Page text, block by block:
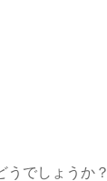
うでしょうか？